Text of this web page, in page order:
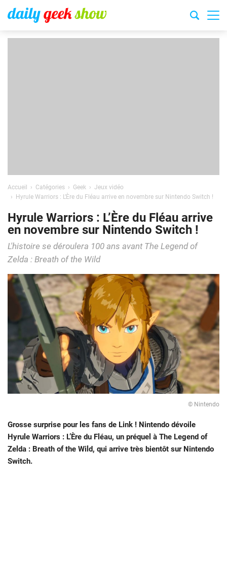
Accueil Catégories Geek
Jeux vidéo
Hyrule Warriors : L’Ère du Fléau arrive en novembre sur Nintendo Switch !
Hyrule Warriors : L’Ère du Fléau arrive
en novembre sur Nintendo Switch !
L'histoire se déroulera 100 ans avant The Legend of
Zelda : Breath of the Wild
© Nintendo
Grosse surprise pour les fans de Link ! Nintendo dévoile
Hyrule Warriors : L’Ère du Fléau, un préquel à The Legend of
Zelda : Breath of the Wild, qui arrive très bientôt sur Nintendo
Switch.